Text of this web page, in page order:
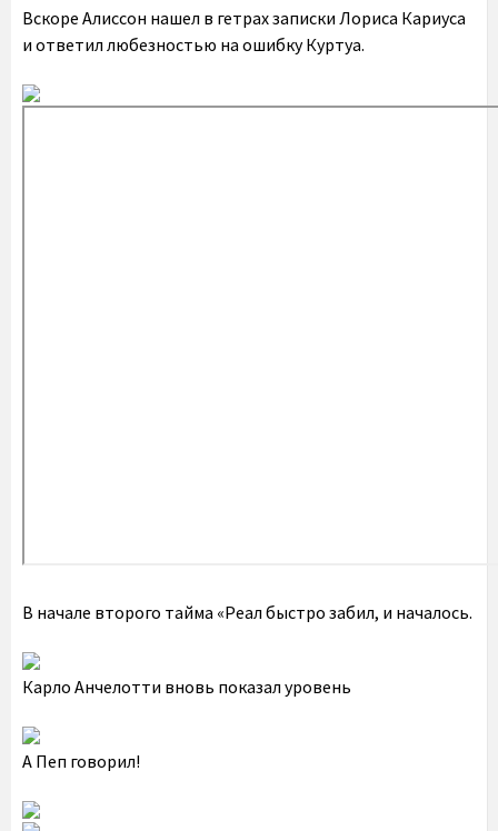
Вскоре Алиссон нашел в гетрах записки Лориса Кариуса
и ответил любезностью на ошибку Куртуа.
В начале второго тайма «Реал быстро забил, и началось.
Карло Анчелотти вновь показал уровень
А Пеп говорил!